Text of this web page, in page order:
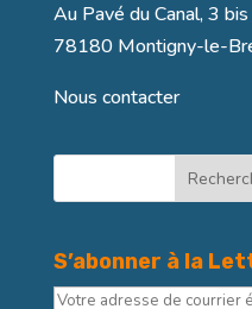
Au Pavé du Canal, 3
78180 Montigny-le-
Nous contacter
S’abonner à la